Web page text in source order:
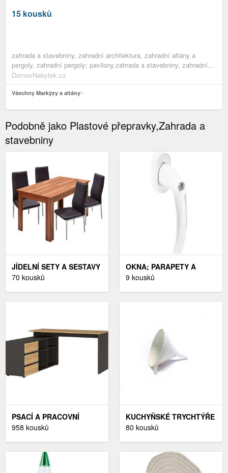
15 kousků
zahrada a stavebniny, zahradní architektura, zahradní altány a
pergoly, zahradní pergoly; pavilony,zahrada a stavebniny, zahradní
pavilony a zahradní stany,zahrada a stavebniny, zahradní altány a
stavebniny
DomovNabytek.cz
Všechny Markýzy a altány
Podobně jako Plastové přepravky,Zahrada a
stavebniny
JÍDELNÍ SETY A SESTAVY
70 kousků
OKNA; PARAPETY A
STŘÍŠKY,TECHNIKA
9 kousků
PSACÍ A PRACOVNÍ
STOLY
958 kousků
KUCHYŇSKÉ TRYCHTÝŘE
A NÁLEVKY
80 kousků